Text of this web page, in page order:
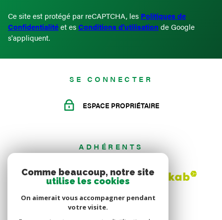
Ce site est protégé par reCAPTCHA, les Politiques de
Confidentialitéet esConditions d'utilisation de Google
s'appliquent.
SE CONNECTER
ESPACE PROPRIÉTAIRE
ADHÉRENTS
Comme beaucoup, notre site
utilise les cookies
On aimerait vous accompagner pendant
votre visite.